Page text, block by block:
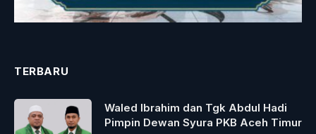
TERBARU
Waled Ibrahim dan Tgk Abdul Hadi
Pimpin Dewan Syura PKB Aceh Timur